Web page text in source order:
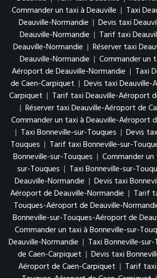
Commander un taxi à Deauville | Taxi
Deauville-Normandie | Devis taxi
Deauville-Normandie | Tarif taxi
Deauville-Normandie | Réserver taxi
Deauville-Normandie | Commander un
Aéroport de Deauville-Normandie | Taxi
de Caen-Carpiquet | Devis taxi Deauville-
Carpiquet | Tarif taxi Deauville-Aéroport
| Réserver taxi Deauville-Aéroport de
Commander un taxi à Deauville-Aéroport
| Taxi Bonneville-sur-Touques | Devis
Touques | Tarif taxi Bonneville-sur-
Bonneville-sur-Touques | Commander
sur-Touques | Taxi Bonneville-sur-
Deauville-Normandie | Devis taxi
Aéroport de Deauville-Normandie | Tarif
Touques-Aéroport de Deauville-
Bonneville-sur-Touques-Aéroport de
Commander un taxi à Bonneville-sur-
Deauville-Normandie | Taxi Bonneville-
de Caen-Carpiquet | Devis taxi
Aéroport de Caen-Carpiquet | Tarif